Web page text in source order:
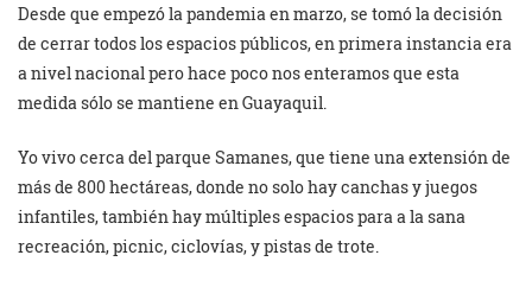
Desde que empezó la pandemia en marzo, se tomó la decisión
de cerrar todos los espacios públicos, en primera instancia era
a nivel nacional pero hace poco nos enteramos que esta
medida sólo se mantiene en Guayaquil.
Yo vivo cerca del parque Samanes, que tiene una extensión de
más de 800 hectáreas, donde no solo hay canchas y juegos
infantiles, también hay múltiples espacios para a la sana
recreación, picnic, ciclovías, y pistas de trote.